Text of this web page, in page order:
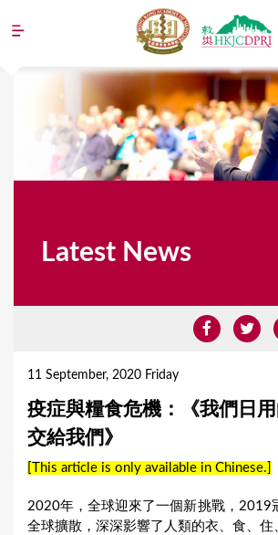
Jump to navigation
Latest News
11 September, 2020 Friday
疫症與糧食危機：《我們日
交給我們》
[This article is only available in Chinese.]
2020年，全球迎來了一個新挑戰，2019
全球擴散，深深影響了人類的衣、食、住